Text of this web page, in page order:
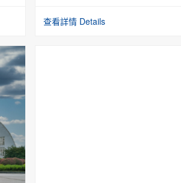
查看詳情 Details